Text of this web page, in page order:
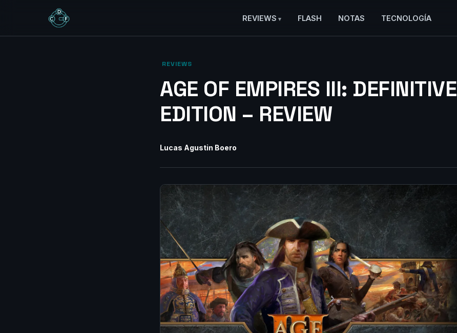
REVIEWS FLASH NOTAS TECNOLOGÍA
‎ REVIEWS‎
AGE OF EMPIRES III: DEFINITIVE
EDITION – REVIEW
Lucas Agustin Boero